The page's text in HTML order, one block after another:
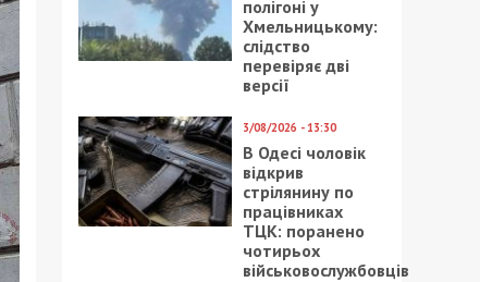
полігоні у
Хмельницькому:
слідство
перевіряє дві
версії
3/08/2026 - 13:30
В Одесі чоловік
відкрив
стрілянину по
працівниках
ТЦК: поранено
чотирьох
військовослужбовців